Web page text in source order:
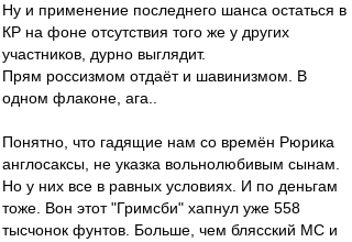
Ну и применение последнего шанса остаться в
КР на фоне отсутствия того же у других
участников, дурно выглядит.
Прям россизмом отдаёт и шавинизмом. В
одном флаконе, ага..
Понятно, что гадящие нам со времён Рюрика
англосаксы, не указка вольнолюбивым сынам.
Но у них все в равных условиях. И по деньгам
тоже. Вон этот "Гримсби" хапнул уже 558
тысчонок фунтов. Больше, чем блясский МС и